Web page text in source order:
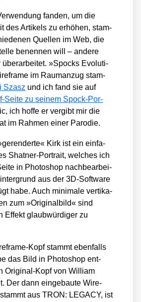
fan­den, um die
des Arti­kels zu erhö­hen, stam­
Quel­len im Web, die
benen­nen will – ande­re
über­ar­bei­tet. »Spocks Evo­lu­ti­
im Raum­an­zug stam­
Szasz und ich fand sie auf
Sei­te zu sei­nem Spock-Por­
ich hof­fe er ver­gibt mir die
im Rah­men einer Par­odie.
Kirk ist ein ein­fa­
Shat­ner-Por­trait, wel­ches ich
in Pho­to­shop nach­be­ar­bei­
aus der 3D-Soft­ware
habe. Auch mini­ma­le ver­ti­ka­
zum »Ori­gi­nal­bild« sind
Effekt glaub­wür­di­ger zu
Kopf stammt eben­falls
das Bild in Pho­to­shop ent­
Ori­gi­nal-Kopf von Wil­liam
Der dann ein­ge­bau­te Wire­
aus TRON: LEGACY, ist